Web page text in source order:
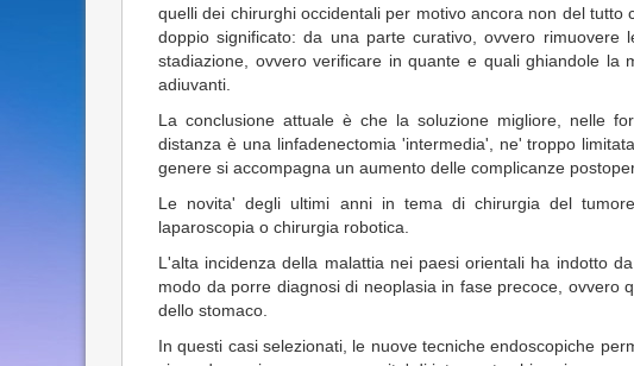
quelli dei chirurghi occidentali per motivo ancora non del
doppio significato: da una parte curativo, ovvero
stadiazione, ovvero verificare in quante e quali ghiandole
adiuvanti.
La conclusione attuale è che la soluzione migliore, nelle
distanza è una linfadenectomia 'intermedia', ne' troppo
genere si accompagna un aumento delle complicanze
Le novita' degli ultimi anni in tema di chirurgia del
laparoscopia o chirurgia robotica.
L'alta incidenza della malattia nei paesi orientali ha indotto
modo da porre diagnosi di neoplasia in fase precoce, ovvero
dello stomaco.
In questi casi selezionati, le nuove tecniche endoscopiche